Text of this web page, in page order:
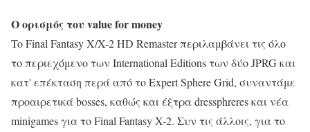
Ο ορισμός του value for money
To Final Fantasy X/X-2 HD Remaster περιλαμβάνει τις όλο
το περιεχόμενο των International Editions των δύο JPRG και
κατ' επέκταση περά από το Expert Sphere Grid, συναντάμε
προαιρετικά bosses, καθώς και έξτρα dressphreres και νέα
minigames για το Final Fantasy X-2. Συν τις άλλοις, για το